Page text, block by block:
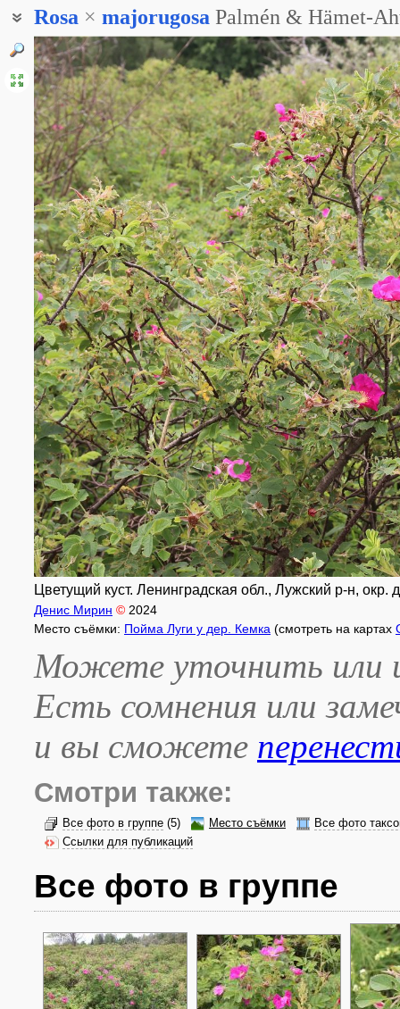
Rosa × majorugosa Palmén & Hämet-
Роза корично-морщинистая
Цветущий куст. Ленинградская обл., Лужский р-н,
Денис Мирин © 2024
Место съёмки: Пойма Луги у дер. Кемка (смотреть на картах
Можете уточнить или
Есть сомнения или
и вы сможете
Смотри также:
Все фото в группе (5) Место съёмки
Все фото
Ссылки для публикаций
Все фото в группе